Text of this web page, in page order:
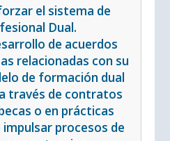
el sistema de
Dual.
de acuerdos
relacionadas con su
de formación dual
través de contratos
o en prácticas
impulsar procesos de